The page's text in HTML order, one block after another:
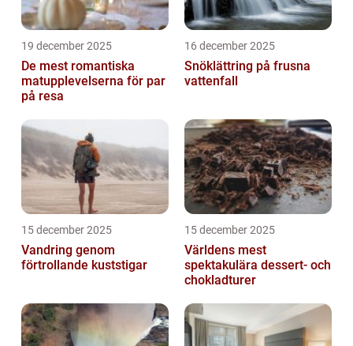
19 december 2025
De mest romantiska
matupplevelserna för par
på resa
16 december 2025
Snöklättring på frusna
vattenfall
15 december 2025
Vandring genom
förtrollande kuststigar
15 december 2025
Världens mest
spektakulära dessert- och
chokladturer